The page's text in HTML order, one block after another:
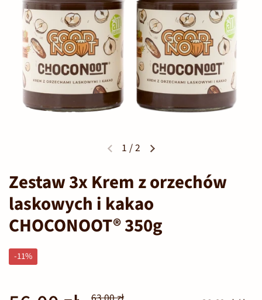
1 /2
Zestaw 3x Krem z orzechów
laskowych i kakao
CHOCONOOT® 350g
-11%